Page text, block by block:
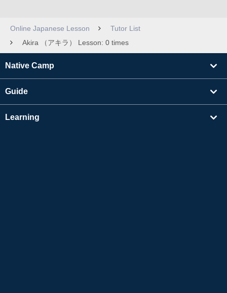
Online Japanese Lesson
Tutor List
Akira （アキラ） Lesson: 0 times
Native Camp
Guide
Learning